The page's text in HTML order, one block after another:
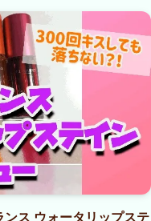
ンス ウォータリップステ